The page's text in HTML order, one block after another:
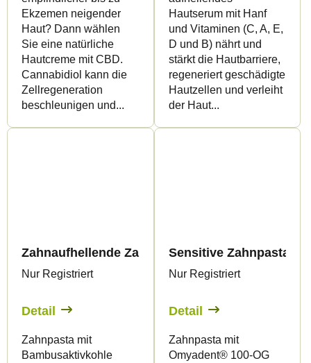
Ekzemen neigender
Haut? Dann wählen
Sie eine natürliche
Hautcreme mit CBD.
Cannabidiol kann die
Zellregeneration
beschleunigen und...
Hautserum mit Hanf
und Vitaminen (C, A, E,
D und B) nährt und
stärkt die Hautbarriere,
regeneriert geschädigte
Hautzellen und verleiht
der Haut...
Zahnaufhellende Zahnpasta mit Hanföl und
Nur Registriert
Detail
Zahnpasta mit
Bambusaktivkohle
Sensitive Zahnpasta,
Nur Registriert
Detail
Zahnpasta mit
Omyadent® 100-OG